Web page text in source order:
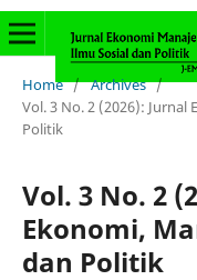
Home / Archives /
Vol. 3 No. 2 (2026):
Politik
Vol. 3 No. 2
Ekonomi,
dan Politik